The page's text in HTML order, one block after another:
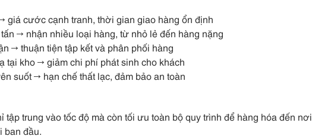
giá cước cạnh tranh, thời gian giao hàng ổn định
→ nhận nhiều loại hàng, từ nhỏ lẻ đến hàng nặng
→ thuận tiện tập kết và phân phối hàng
tại kho → giảm chi phí phát sinh cho khách
suốt → hạn chế thất lạc, đảm bảo an toàn
trung vào tốc độ mà còn tối ưu toàn bộ quy trình để hàng hóa đến nơi
ban đầu.